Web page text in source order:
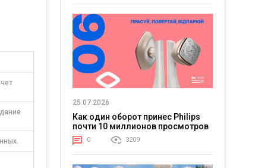
25.07.2026
Как один оборот принес Philips
почти 10 миллионов просмотров
0 3209